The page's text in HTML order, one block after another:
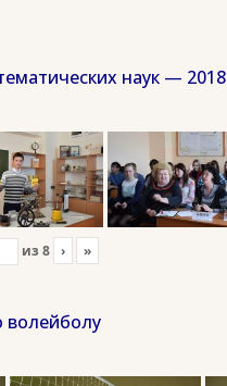
наук — 2018
из 8 › »
волейболу